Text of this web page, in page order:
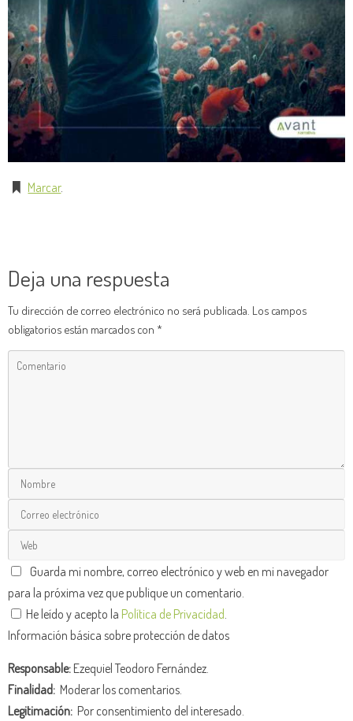
Marcar.
Deja una respuesta
Tu dirección de correo electrónico no será publicada. Los campos
obligatorios están marcados con *
Guarda mi nombre, correo electrónico y web en mi navegador
para la próxima vez que publique un comentario.
He leído y acepto la Política de Privacidad
Información básica sobre protección de datos
Responsable:Ezequiel Teodoro Fernández.
Finalidad: Moderar los comentarios.
Legitimación: Por consentimiento del interesado.